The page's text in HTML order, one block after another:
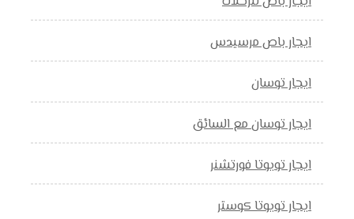
ايجار باص مرسيدس
ايجار توسان
ايجار توسان مع السائق
ايجار تويوتا فورتشنر
ايجار تويوتا كوستر